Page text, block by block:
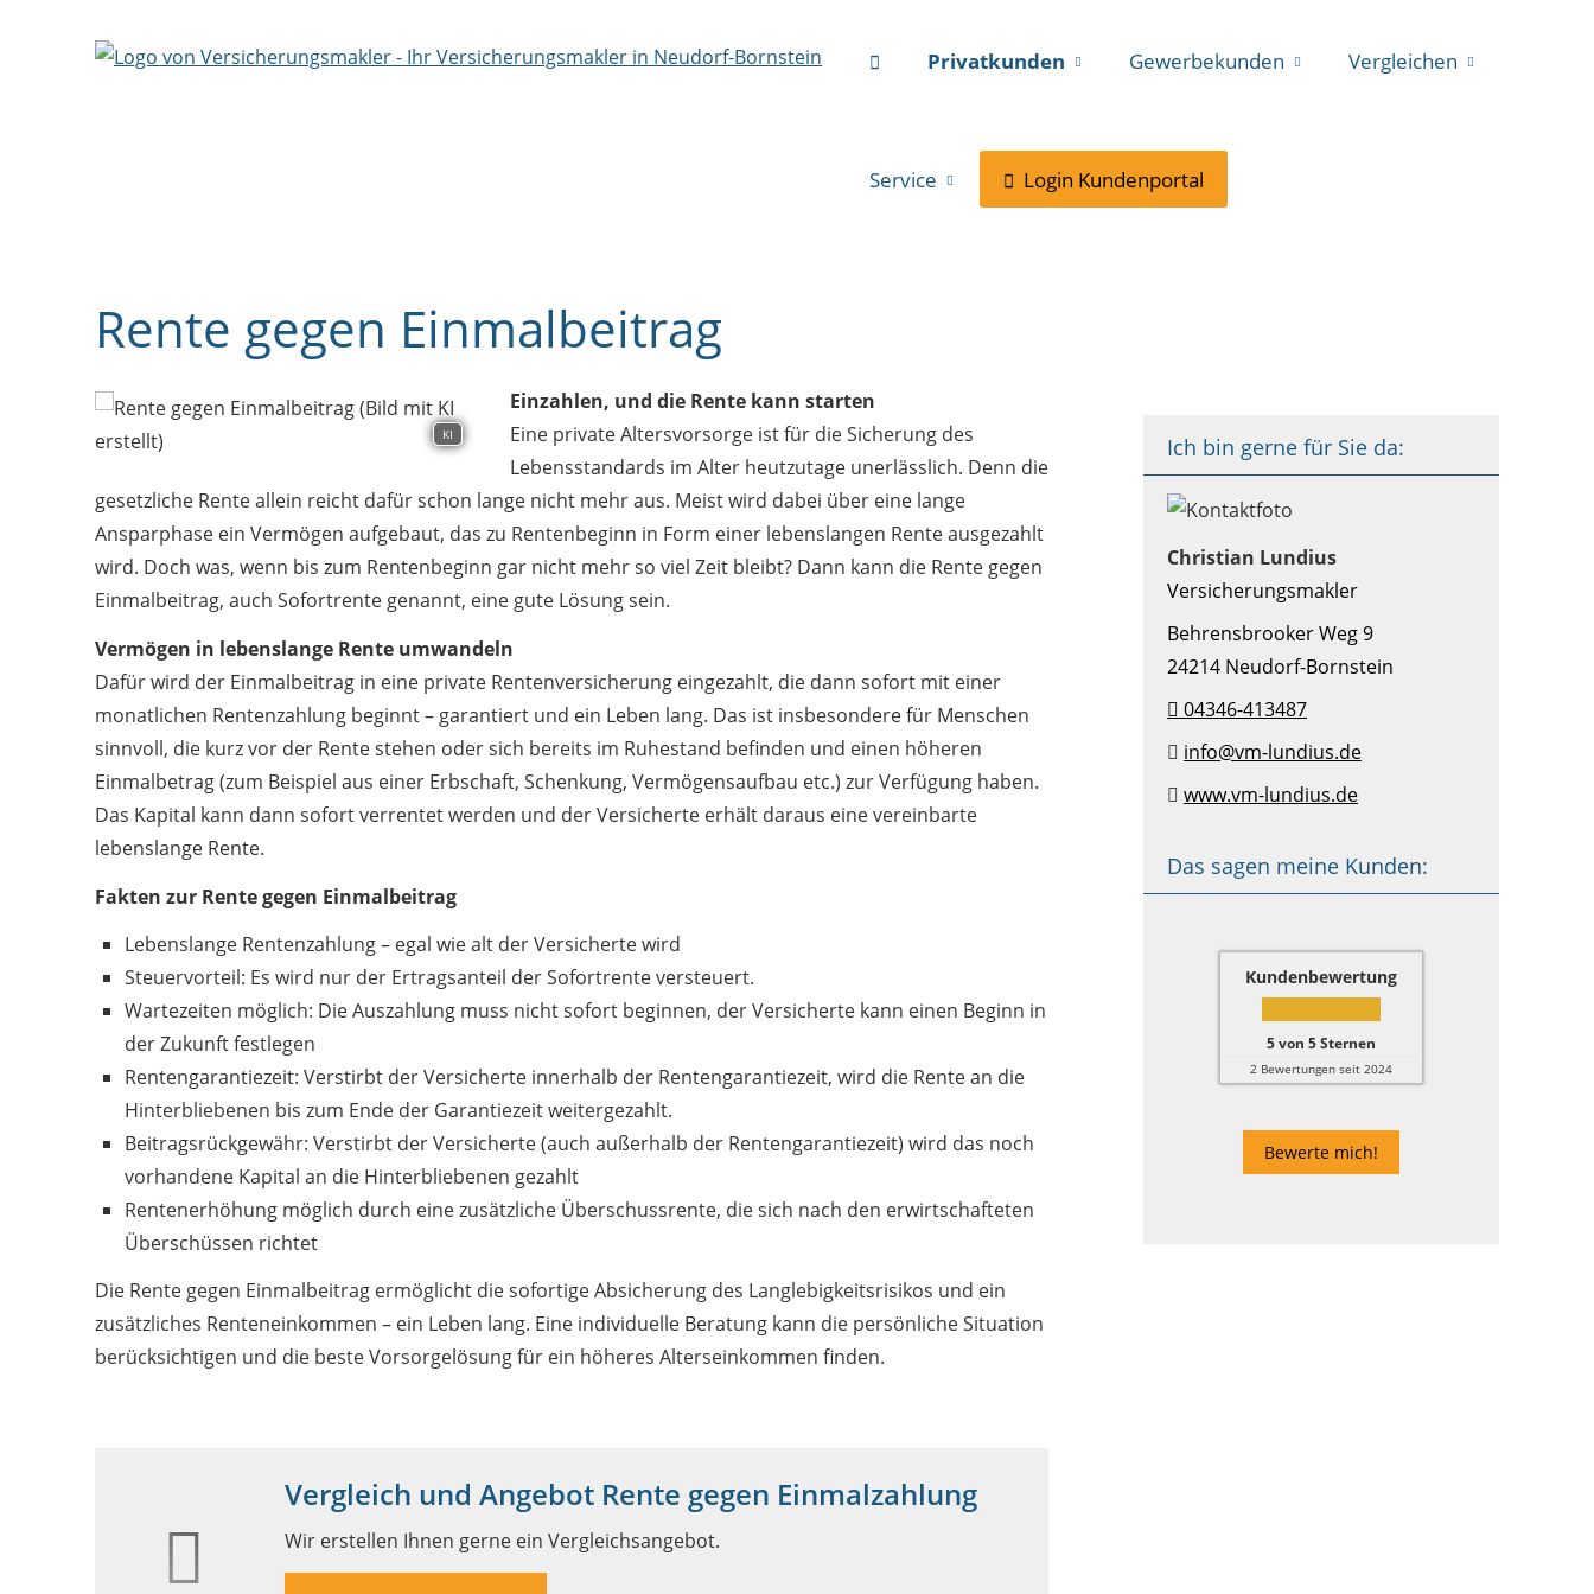
Privatkunden Gewerbekunden Vergleichen
Service Login Kundenportal
Ich bin gerne für Sie da:
Christian Lundius
Versicherungsmakler
Behrensbrooker Weg 9
24214 Neudorf-Bornstein
04346-413487
info@vm-lundius.de
www.vm-lundius.de
Das sagen meine Kunden:
Kundenbewertung
5von 5Sternen
2 Bewertungen seit 2024
Bewerte mich!
Rente gegen Einmalbeitrag
KI
Einzahlen, und die Rente kann starten
Eine private Altersvorsorge ist für die Sicherung des
Lebensstandards im Alter heutzutage unerlässlich. Denn die
gesetzliche Rente allein reicht dafür schon lange nicht mehr aus. Meist wird dabei über eine lange
Ansparphase ein Vermögen aufgebaut, das zu Rentenbeginn in Form einer lebenslangen Rente ausgezahlt
wird. Doch was, wenn bis zum Rentenbeginn gar nicht mehr so viel Zeit bleibt? Dann kann die Rente gegen
Einmalbeitrag, auch Sofortrente genannt, eine gute Lösung sein.
Vermögen in lebenslange Rente umwandeln
Dafür wird der Einmalbeitrag in eine private Rentenversicherung eingezahlt, die dann sofort mit einer
monatlichen Rentenzahlung beginnt – garantiert und ein Leben lang. Das ist insbesondere für Menschen
sinnvoll, die kurz vor der Rente stehen oder sich bereits im Ruhestand befinden und einen höheren
Einmalbetrag (zum Beispiel aus einer Erbschaft, Schenkung, Vermögensaufbau etc.) zur Verfügung haben.
Das Kapital kann dann sofort verrentet werden und der Versicherte erhält daraus eine vereinbarte
lebenslange Rente.
Fakten zur Rente gegen Einmalbeitrag
Lebenslange Rentenzahlung – egal wie alt der Versicherte wird
Steuervorteil: Es wird nur der Ertragsanteil der Sofortrente versteuert.
Wartezeiten möglich: Die Auszahlung muss nicht sofort beginnen, der Versicherte kann einen Beginn in
der Zukunft festlegen
Rentengarantiezeit: Verstirbt der Versicherte innerhalb der Rentengarantiezeit, wird die Rente an die
Hinterbliebenen bis zum Ende der Garantiezeit weitergezahlt.
Beitragsrückgewähr: Verstirbt der Versicherte (auch außerhalb der Rentengarantiezeit) wird das noch
vorhandene Kapital an die Hinterbliebenen gezahlt
Rentenerhöhung möglich durch eine zusätzliche Überschussrente, die sich nach den erwirtschafteten
Überschüssen richtet
Die Rente gegen Einmalbeitrag ermöglicht die sofortige Absicherung des Langlebigkeitsrisikos und ein
zusätzliches Renteneinkommen – ein Leben lang. Eine individuelle Beratung kann die persönliche Situation
berücksichtigen und die beste Vorsorgelösung für ein höheres Alterseinkommen finden.
Vergleich und Angebot Rente gegen Einmalzahlung
Wir erstellen Ihnen gerne ein Vergleichsangebot.